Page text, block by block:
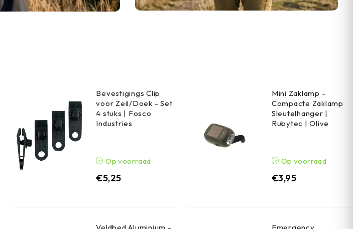
Bevestigings Clip
voor Zeil/Doek - Set
4 stuks | Fosco
Industries
Op voorraad
€5,25
Mini Zaklamp -
Compacte Zaklamp
Sleutelhanger |
Rubytec | Olive
Op voorraad
€3,95